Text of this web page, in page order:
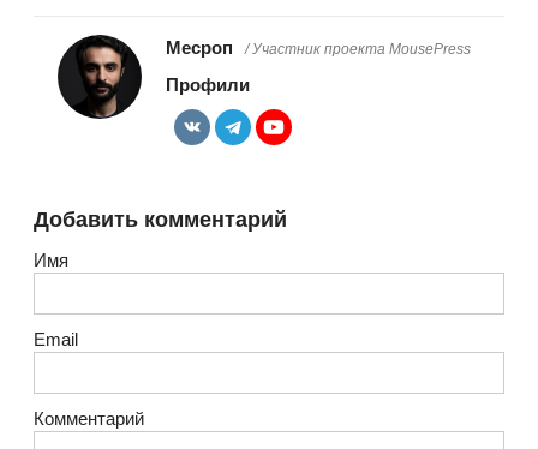
Месроп / Участник проекта MousePress
Профили
Добавить комментарий
Имя
Email
Комментарий